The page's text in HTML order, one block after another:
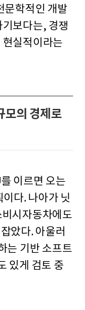
문학적인 개발
보다는, 경쟁
실적이라는
의 경제로
이르면 오는
다. 나아가 닛
시자동차에도
았다. 아울러
는 기반 소프트
있게 검토 중